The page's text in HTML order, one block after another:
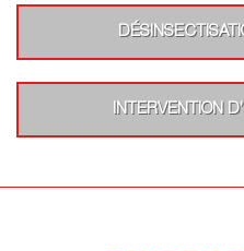
INTERVENTION